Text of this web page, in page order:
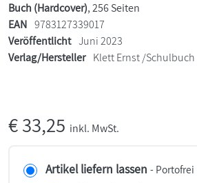
Buch (Hardcover), 256 Seiten
EAN 9783127339017
Veröffentlicht Juni 2023
Verlag/Hersteller Klett Ernst /Schulbuch
€33,25 inkl. MwSt.
Artikel liefern lassen - Portofrei